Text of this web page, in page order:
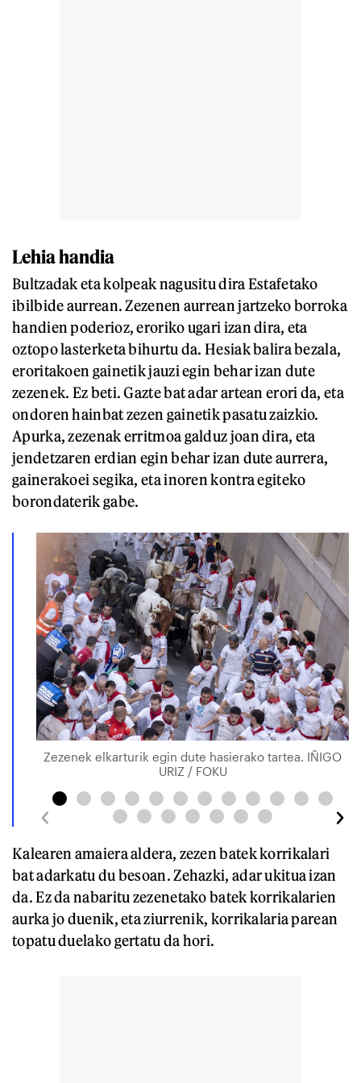
Lehia handia
Bultzadak eta kolpeak nagusitu dira Estafetako
ibilbide aurrean. Zezenen aurrean jartzeko borroka
handien poderioz, eroriko ugari izan dira, eta
oztopo lasterketa bihurtu da. Hesiak balira bezala,
eroritakoen gainetik jauzi egin behar izan dute
zezenek. Ez beti. Gazte bat adar artean erori da, eta
ondoren hainbat zezen gainetik pasatu zaizkio.
Apurka, zezenak erritmoa galduz joan dira, eta
jendetzaren erdian egin behar izan dute aurrera,
gainerakoei segika, eta inoren kontra egiteko
borondaterik gabe.
Zezenek elkarturik egin dute hasierako tartea. IÑIGO
URIZ / FOKU
Kalearen amaiera aldera, zezen batek korrikalari
bat adarkatu du besoan. Zehazki, adar ukitua izan
da. Ez da nabaritu zezenetako batek korrikalarien
aurka jo duenik, eta ziurrenik, korrikalaria parean
topatu duelako gertatu da hori.